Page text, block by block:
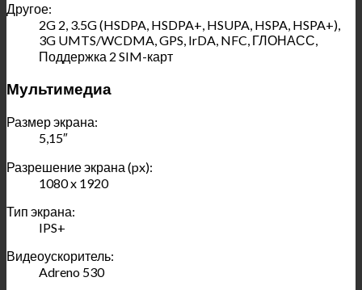
Другое:
2G 2, 3.5G (HSDPA, HSDPA+, HSUPA, HSPA, HSPA+),
3G UMTS/WCDMA, GPS, IrDA, NFC, ГЛОНАСС,
Поддержка 2 SIM-карт
Мультимедиа
Размер экрана:
5,15″
Разрешение экрана (px):
1080 x 1920
Тип экрана:
IPS+
Видеоускоритель:
Adreno 530